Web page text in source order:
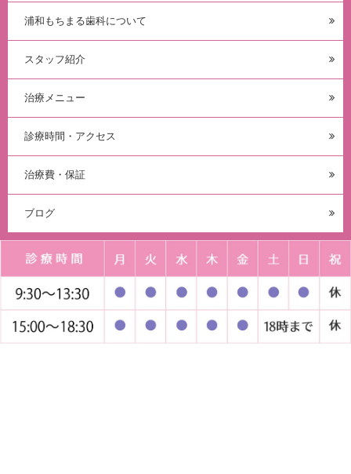
浦和もちまる歯科について
スタッフ紹介
治療メニュー
診療時間・アクセス
治療費・保証
ブログ